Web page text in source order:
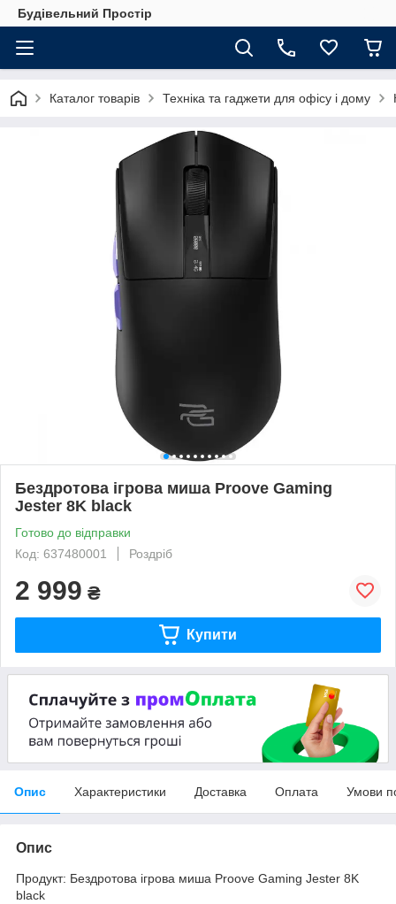
Будівельний Простір
Каталог товарів Техніка та гаджети для офісу і дому
Бездротова ігрова миша Proove Gaming
Jester 8K black
Готово до відправки
Код: 637480001
Роздріб
2 999 ₴
Купити
Опис Характеристики Доставка Оплата Умови
Опис
Продукт: Бездротова ігрова миша Proove Gaming Jester 8K
black